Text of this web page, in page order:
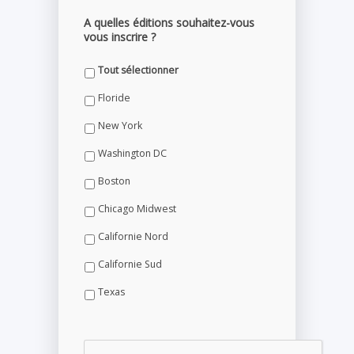
A quelles éditions souhaitez-vous
vous inscrire ?
Tout sélectionner
Floride
New York
Washington DC
Boston
Chicago Midwest
Californie Nord
Californie Sud
Texas